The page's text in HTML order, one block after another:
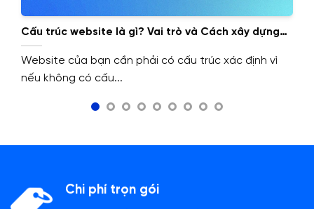
Cấu trúc website là gì? Vai trò và Cách xây dựng
cấu trúc website.
Website của bạn cần phải có cấu trúc xác định vì
nếu không có cấu...
Chi phí trọn gói